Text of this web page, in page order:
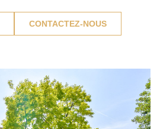
CONTACTEZ-NOUS